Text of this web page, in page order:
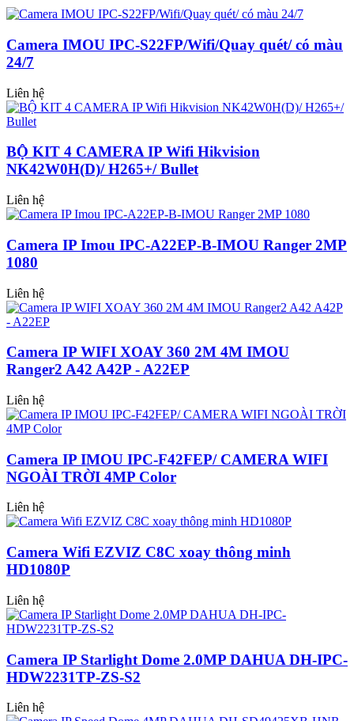
Camera IMOU IPC-S22FP/Wifi/Quay quét/ có màu
24/7
Liên hệ
BỘ KIT 4 CAMERA IP Wifi Hikvision
NK42W0H(D)/ H265+/ Bullet
Liên hệ
Camera IP Imou IPC-A22EP-B-IMOU Ranger 2MP
1080
Liên hệ
Camera IP WIFI XOAY 360 2M 4M IMOU
Ranger2 A42 A42P - A22EP
Liên hệ
Camera IP IMOU IPC-F42FEP/ CAMERA WIFI
NGOÀI TRỜI 4MP Color
Liên hệ
Camera Wifi EZVIZ C8C xoay thông minh
HD1080P
Liên hệ
Camera IP Starlight Dome 2.0MP DAHUA DH-IPC-
HDW2231TP-ZS-S2
Liên hệ